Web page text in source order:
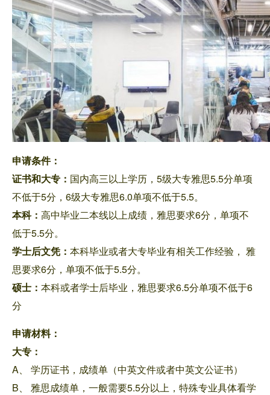
申请条件：
证书和大专： 国内高三以上学历，5级大专雅思5.5分单项
不低于5分，6级大专雅思6.0单项不低于5.5。
本科： 高中毕业二本线以上成绩，雅思要求6分，单项不
低于5.5分。
学士后文凭： 本科毕业或者大专毕业有相关工作经验， 雅
思要求6分，单项不低于5.5分。
硕士： 本科或者学士后毕业，雅思要求6.5分单项不低于6
分
申请材料：
大专：
A、 学历证书，成绩单（中英文件或者中英文公证书）
B、 雅思成绩单，一般需要5.5分以上，特殊专业具体看学